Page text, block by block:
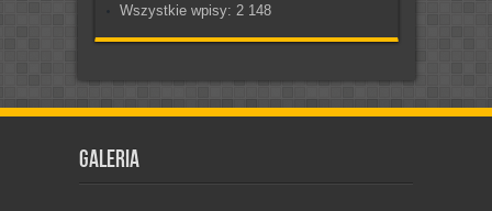
Wszystkie wpisy: 2 148
Galeria